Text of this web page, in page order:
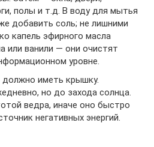
полы и т.д. В воду для мытья
добавить соль; не лишними
капель эфирного масла
или ванили — они очистят
уровне.
иметь крышку.
но до захода солнца.
ведра, иначе оно быстро
негативных энергий.